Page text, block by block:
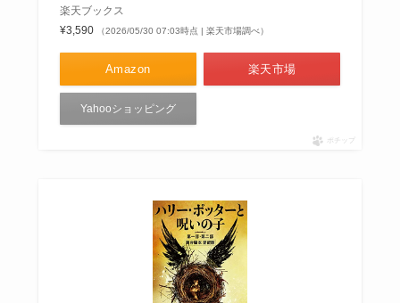
楽天ブックス
¥3,590
（2026/05/30 07:03時点 | 楽天市場調べ）
Amazon 楽天市場
Yahooショッピング
ポチップ